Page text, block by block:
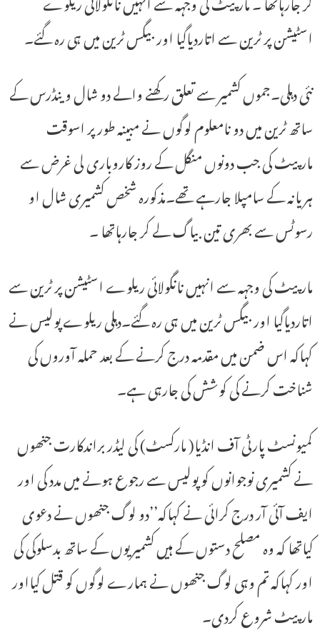
اسٹیشن پر ٹرین سے اتاردیاگیا اور بیگس ٹرین میں ہی رہ گئے۔
نئی دہلی۔جموں کشمیر سے تعلق رکھنے والے دو شال وینڈرس کے
ساتھ ٹرین میں دو نامعلوم لوگوں نے مبینہ طور پر اسوقت
مارپیٹ کی جب دونوں منگل کے روز کاروباری لی غرض سے
ہریانہ کے سامپلا جارہے تھے۔مذکورہ شخص کشمیری شال او
رسوٹس سے بھری تین بیاگ لے کر جارہاتھا ۔
مارپیٹ کی وجہہ سے انہیں نانگولائی ریلوے اسٹیشن پر ٹرین سے
اتاردیاگیا اور بیگس ٹرین میں ہی رہ گئے۔دہلی ریلوے پولیس نے
کہاکہ اس ضمن میں مقدمہ درج کرنے کے بعد حملہ آوروں کی
شناخت کرنے کی کوشش کی جارہی ہے۔
کمیونسٹ پارٹی آف انڈیا( مارکسٹ) کی لیڈر براندکارت جنھوں
نے کشمیری نوجوانوں کو پولیس سے رجوع ہونے میں مدد کی اور
ایف آئی آر درج کرائی نے کہاکہ’’دو لوگ جنھوں نے دعوی
کیاتھا کہ وہ مصلح دستوں کے ہیں کشمیریوں کے ساتھ بدسلوکی کی
اور کہاکہ تم وہی لوگ جنھوں نے ہمارے لوگوں کو قتل کیااور
مارپیٹ شروع کردی۔